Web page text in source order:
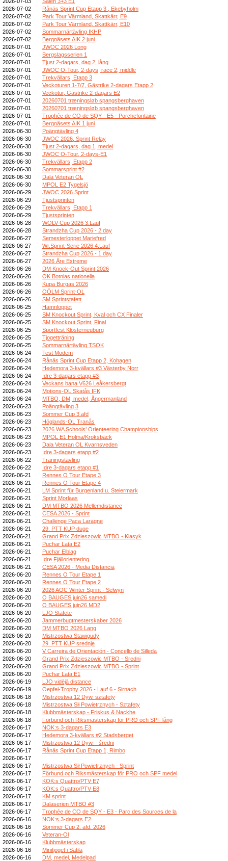
2026-07-02
Rånäs Sprint Cup Etapp 3 , Ekebyholm
2026-07-02
Park Tour Värmland, Skattkärr, E9
2026-07-02
Park Tour Värmland, Skattkärr, E10
2026-07-02
Sommarnärtävling IKHP
2026-07-02
Bergnäsets AIK 2 juni
2026-07-01
JWOC 2026 Long
2026-07-01
Bergslagsserien 1
2026-07-01
Tjust 2-dagars, dag 2, lång
2026-07-01
JWOC O-Tour, 2-days, race 2, middle
2026-07-01
Trekvällars, Etapp 3
2026-07-01
Veckoturen 1-7/7, Gästrike 2-dagars Etapp 2
2026-07-01
Veckotur, Gästrike 2-dagars E2
2026-07-01
20260701 træningsløb spangsberghaven
2026-07-01
20260701 træningsløb spangsberghaven
2026-07-01
Trophée de CO de SQY - E5 - Porchefontaine
2026-07-01
Bergnäsets AIK 1 juni
2026-06-30
Poängtävling 4
2026-06-30
JWOC 2026, Sprint Relay
2026-06-30
Tjust 2-dagars, dag 1, medel
2026-06-30
JWOC O-Tour, 2-days-E1
2026-06-30
Trekvällars, Etapp 2
2026-06-30
Sommarsprint #2
2026-06-30
Dala Veteran OL
2026-06-30
MPOL E2 Tygelsjö
2026-06-29
JWOC 2026 Sprint
2026-06-29
Tjustsprinten
2026-06-29
Trekvällars, Etapp 1
2026-06-29
Tjustsprinten
2026-06-28
WOLV-Cup 2026 3.Lauf
2026-06-28
Strandzha Cup 2026 - 2 day
2026-06-27
Semesterloppet Mariefred
2026-06-27
Wr.Sprint-Serie 2026 4.Lauf
2026-06-27
Strandzha Cup 2026 - 1 day
2026-06-27
2026 Åre Extreme
2026-06-26
DM Knock-Out Sprint 2026
2026-06-26
OK Botnias nationella
2026-06-26
Kupa Burgas 2026
2026-06-26
OÖLM Sprint-OL
2026-06-26
SM Sprintstafett
2026-06-25
Hamnloppet
2026-06-25
SM Knockout Sprint, Kval och CX Finaler
2026-06-25
SM Knockout Sprint, Final
2026-06-25
Sportfest Klosterneuburg
2026-06-25
Tjogetträning
2026-06-25
Sommarnärtävling TSOK
2026-06-24
Test Modem
2026-06-24
Rånäs Sprint Cup Etapp 2, Kohagen
2026-06-24
Hedemora 3-kvällars #3 Västerby Norr
2026-06-24
Idre 3-dagars etapp #3
2026-06-24
Veckans bana V626 Leåkersbergt
2026-06-24
Motions-OL Skatås IFK
2026-06-24
MTBO, DM, medel, Ångermanland
2026-06-23
Poängtävling 3
2026-06-23
Sommer Cup 3.afd
2026-06-23
Höglands-OL Tranås
2026-06-23
2026 WA Schools’ Orienteering Championships
2026-06-23
MPOL E1 Holma/Kroksbäck
2026-06-23
Dala Veteran OL Kvarnsveden
2026-06-23
Idre 3-dagars etapp #2
2026-06-22
Träningstävling
2026-06-22
Idre 3-dagars etapp #1
2026-06-21
Rennes O Tour Etape 3
2026-06-21
Rennes O Tour Etape 4
2026-06-21
LM Sprint für Burgenland u. Steiermark
2026-06-21
Sprint Morlaas
2026-06-21
DM MTBO 2026 Mellemdistance
2026-06-21
CESA 2026 - Sprint
2026-06-21
Challenge Paca Laragne
2026-06-21
29. PTT KUP duge
2026-06-21
Grand Prix Zdzieszowic MTBO - Klasyk
2026-06-21
Puchar Lata E2
2026-06-21
Puchar Elbląg
2026-06-21
Idre Fjällorientering
2026-06-21
CESA 2026 - Media Distancia
2026-06-20
Rennes O Tour Etape 1
2026-06-20
Rennes O Tour Etape 2
2026-06-20
2026 AOC Winter Sprint - Selwyn
2026-06-20
O BAUGES juin26 samedi
2026-06-20
O BAUGES juin26 MD2
2026-06-20
LJO Stafete
2026-06-20
Jammerbugtmesterskaber 2026
2026-06-20
DM MTBO 2026 Lang
2026-06-20
Mistrzostwa Stawigudy
2026-06-20
29. PTT KUP srednje
2026-06-20
V Carreira de Orientación - Concello de Silleda
2026-06-20
Grand Prix Zdzieszowic MTBO - Sredni
2026-06-20
Grand Prix Zdzieszowic MTBO - Sprint
2026-06-20
Puchar Lata E1
2026-06-19
LJO vidējā distance
2026-06-19
Oepfel-Trophy 2026 - Lauf 6 - Sirnach
2026-06-18
Mistrzostwa 12 Dyw. sztafety
2026-06-18
Mistrzostwa Sił Powietrznych - Sztafety
2026-06-18
Klubbmästerskap - Friskus & Nackhe
2026-06-18
Förbund och Riksmästerskap för PRO och SPF lång
2026-06-17
NOK:s 3-dagars E3
2026-06-17
Hedemora 3-kvällars #2 Stadsberget
2026-06-17
Mistrzostwa 12 Dyw. - średni
2026-06-17
Rånäs Sprint Cup Etapp 1, Rimbo
2026-06-17
2026-06-17
Mistrzostwa Sił Powietrznych - Sprint
2026-06-17
Förbund och Riksmästerskap för PRO och SPF medel
2026-06-17
KOK:s Quattro/PTV E7
2026-06-17
KOK:s Quattro/PTV E8
2026-06-17
KM sprint
2026-06-17
Dalaserien MTBO #3
2026-06-17
Trophée de CO de SQY - E3 - Parc des Sources de la
2026-06-16
NOK:s 3-dagars E2
2026-06-16
Sommer Cup 2. afd. 2026
2026-06-16
Veteran-Ol
2026-06-16
Klubbmästerskap
2026-06-16
Minitjoget i Sätila
2026-06-16
DM, medel, Medelpad